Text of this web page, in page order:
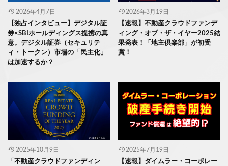
2026年4月7日
【独占インタビュー】デジタル証
券×SBIホールディングス提携の真
意。デジタル証券（セキュリテ
ィ・トークン）市場の「民主化」
は加速するか？
2026年3月19日
【速報】不動産クラウドファンデ
ィング・オブ・ザ・イヤー2025結
果発表！「地主倶楽部」が初受
賞！
2025年10月9日
「不動産クラウドファンディン
2025年7月19日
【速報】ダイムラー・コーポレー